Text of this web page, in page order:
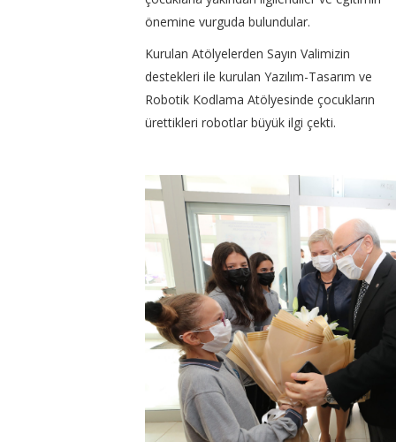
önemine vurguda bulundular.
Kurulan Atölyelerden Sayın Valimizin
destekleri ile kurulan Yazılım-Tasarım ve
Robotik Kodlama Atölyesinde çocukların
ürettikleri robotlar büyük ilgi çekti.